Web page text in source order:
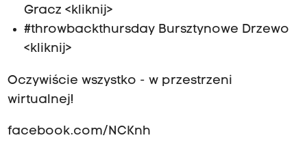
Gracz <kliknij>
#throwbackthursday Bursztynowe Drzewo
<kliknij>
Oczywiście wszystko - w przestrzeni
wirtualnej!
facebook.com/NCKnh